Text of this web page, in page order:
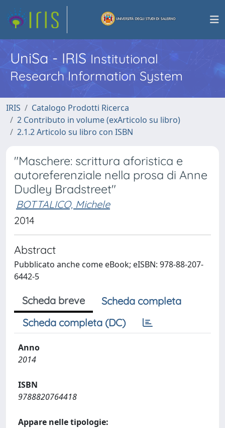
UniSa - IRISInstitutional
Research Information System
IRIS
Catalogo Prodotti Ricerca
2 Contributo in volume (exArticolo su libro)
2.1.2 Articolo su libro con ISBN
"Maschere: scrittura aforistica e
autoreferenziale nella prosa di Anne
Dudley Bradstreet"
BOTTALICO, Michele
2014
Abstract
Pubblicato anche come eBook; eISBN: 978-88-207-
6442-5
Scheda breve
Scheda completa
Scheda completa (DC)
Anno
2014
ISBN
9788820764418
Appare nelle tipologie: